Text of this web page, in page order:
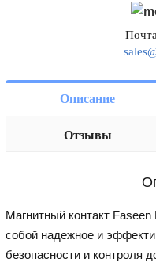
Описание
Отзывы
Магнитный контакт
собой надежное и
безопасности и контроля